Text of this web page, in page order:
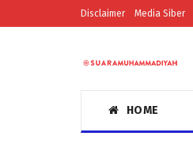
Disclaimer Media Siber
HOME